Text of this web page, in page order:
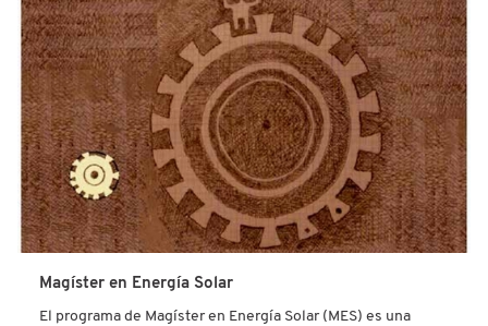
Magíster en Energía Solar
El programa de Magíster en Energía Solar (MES) es una